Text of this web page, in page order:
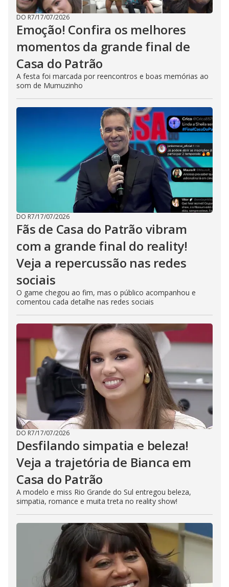
DO R7/17/07/2026
Emoção! Confira os melhores
momentos da grande final de
Casa do Patrão
A festa foi marcada por reencontros e boas memórias ao
som de Mumuzinho
DO R7/17/07/2026
Fãs de Casa do Patrão vibram
com a grande final do reality!
Veja a repercussão nas redes
sociais
O game chegou ao fim, mas o público acompanhou e
comentou cada detalhe nas redes sociais
DO R7/17/07/2026
Desfilando simpatia e beleza!
Veja a trajetória de Bianca em
Casa do Patrão
A modelo e miss Rio Grande do Sul entregou beleza,
simpatia, romance e muita treta no reality show!